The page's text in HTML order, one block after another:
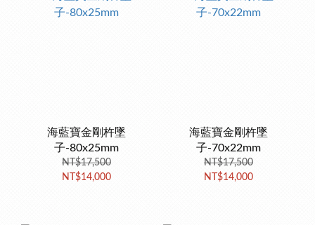
海藍寶金剛杵墜
子-80x25mm
NT$17,500
NT$14,000
海藍寶金剛杵墜
子-70x22mm
NT$17,500
NT$14,000